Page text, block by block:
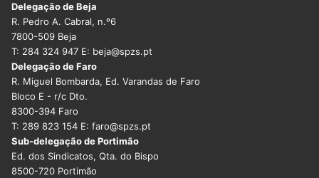
Delegação de Beja
R. Pedro A. Cabral, n.º6
7800-509 Beja
T: 284 324 947 E: beja@spzs.pt
Delegação de Faro
R. Miguel Bombarda, Ed. Varandas de Faro
Bloco E - r/c Dto.
8300-394 Faro
T: 289 823 154 E: faro@spzs.pt
Sub-delegação de Portimão
Ed. dos Sindicatos, Qta. do Bispo
8500-720 Portimão